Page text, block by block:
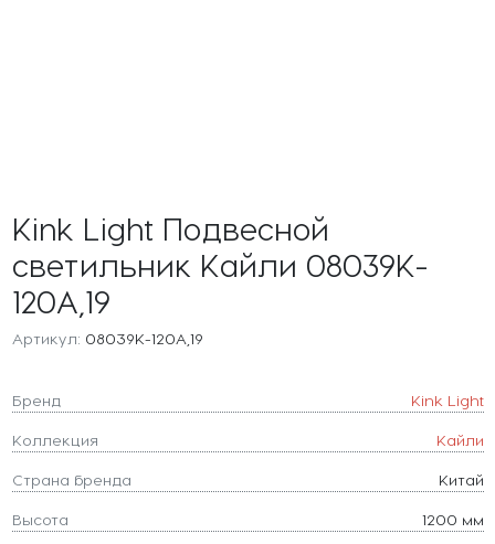
Kink Light Подвесной
светильник Кайли 08039K-
120A,19
Артикул: 08039K-120A,19
Бренд Kink Light
Коллекция Кайли
Страна бренда Китай
Высота 1200 мм